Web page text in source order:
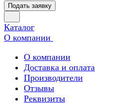
Подать заявку
Каталог
О компании
О компании
Доставка и оплата
Производители
Отзывы
Реквизиты